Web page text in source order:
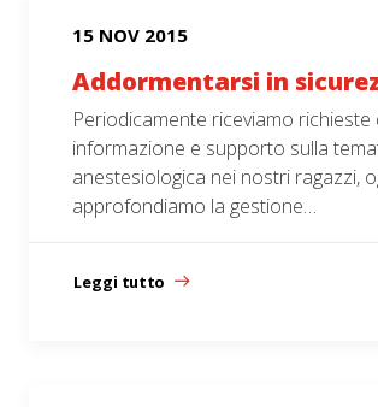
15 NOV 2015
Addormentarsi in
Periodicamente riceviamo richieste
informazione e supporto sulla
anestesiologica nei nostri ragazzi,
approfondiamo la gestione…
Leggi tutto